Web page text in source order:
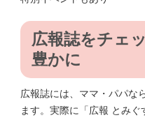
広報誌をチェ
豊かに
広報誌には、ママ・パパな
ます。実際に「広報 とみ